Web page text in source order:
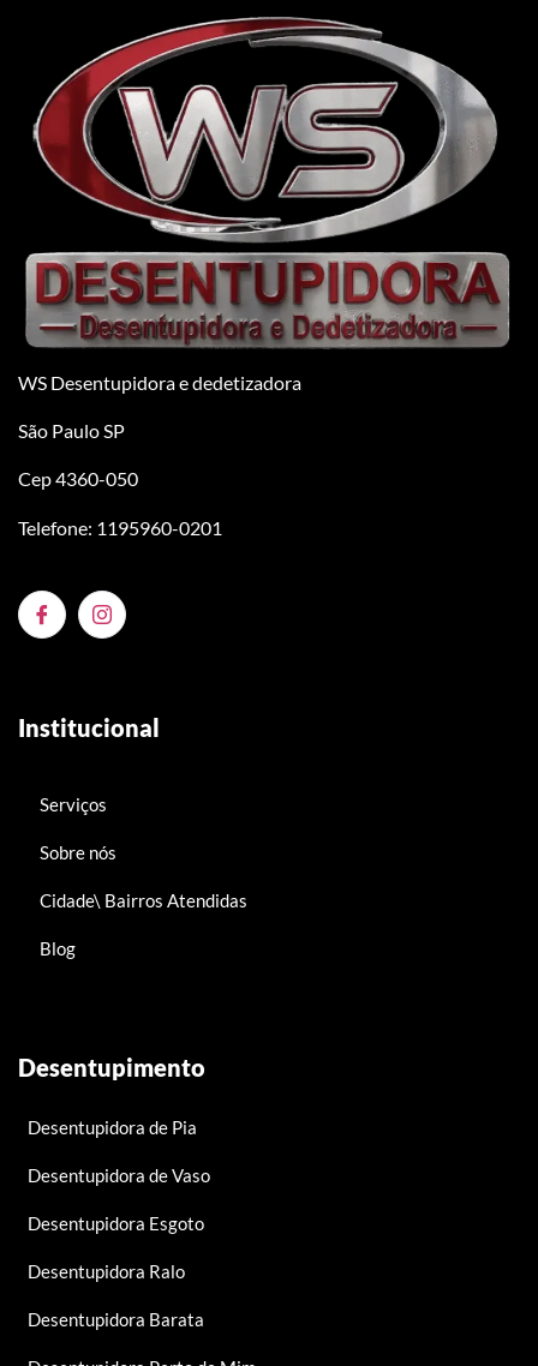
WS Desentupidora e dedetizadora
São Paulo SP
Cep 4360-050
Telefone: 1195960-0201
Institucional
Serviços
Sobre nós
Cidade\ Bairros Atendidas
Blog
Desentupimento
Desentupidora de Pia
Desentupidora de Vaso
Desentupidora Esgoto
Desentupidora Ralo
Desentupidora Barata